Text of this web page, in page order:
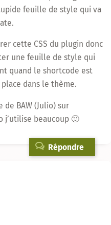
feuille de style qui va
cette CSS du plugin donc
une feuille de style qui
quand le shortcode est
dans le thème.
de BAW (Julio) sur
j’utilise beaucoup 🙂
Répondre